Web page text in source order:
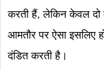
करती हैं, लेकिन केवल दो
आमतौर पर ऐसा इसलिए
दंडित करती है।